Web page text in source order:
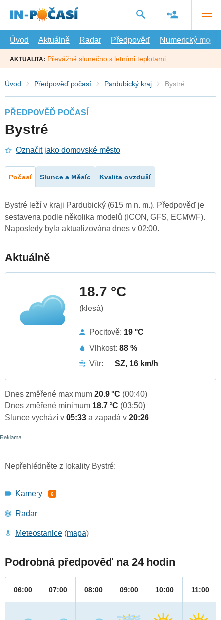
hlavní
Úvod
Aktuálně Radar Předpověď Numerický model
AKTUALITA: Převážně slunečno s letními teplotami
Úvod Předpověď počasí Pardubický kraj Bystré
PŘEDPOVĚĎ POČASÍ
Bystré
Označit jako domovské město
Počasí Slunce a Měsíc Kvalita ovzduší
Bystré leží v kraji Pardubický (615 m n. m.). Předpověď je
sestavena podle několika modelů (ICON, GFS, ECMWF).
Naposledy byla aktualizována dnes v 02:00.
Aktuálně
18.7 °C
(klesá)
Pocitově: 19 °C
Vlhkost: 88 %
Vítr:
SZ, 16 km/h
Dnes změřené maximum 20.9 °C (00:40)
Dnes změřené minimum 18.7 °C (03:50)
Slunce vychází v 05:33 a zapadá v 20:26
Nepřehlédněte z lokality Bystré:
Kamery 6
Radar
Meteostanice (mapa)
Podrobná předpověď na 24 hodin
06:00 07:00 08:00 09:00 10:00 11:00